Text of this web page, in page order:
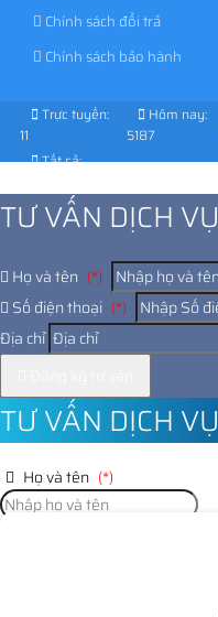
Chính sách đổi trả
Chính sách bảo hành
Trực tuyến:
11
Hôm nay:
5187
Tất cả:
TƯ VẤN DỊCH VỤ
Họ và tên (*)
Số điện thoại (*)
Địa chỉ
TƯ VẤN DỊCH VỤ
Họ và tên (*)